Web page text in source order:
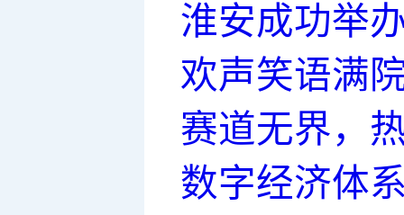
淮安成功举
欢声笑语满
赛道无界，
数字经济体